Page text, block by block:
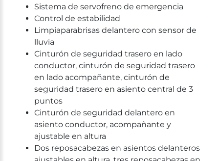
Sistema de servofreno de emergencia
Control de estabilidad
Limpiaparabrisas delantero con sensor de
lluvia
Cinturón de seguridad trasero en lado
conductor, cinturón de seguridad trasero
en lado acompañante, cinturón de
seguridad trasero en asiento central de 3
puntos
Cinturón de seguridad delantero en
asiento conductor, acompañante y
ajustable en altura
Dos reposacabezas en asientos delanteros